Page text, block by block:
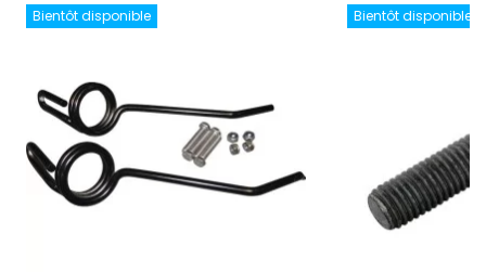
Bientôt disponible Bientôt disponible